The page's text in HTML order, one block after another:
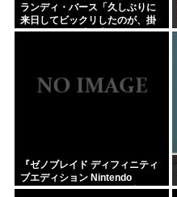
ランディ・バース「久しぶりに
来日してビックリしたのが、掛
布さんの髪の毛が増えていた。
『ゼノブレイド ディフィニティ
ブエディション Nintendo
Switch 2 Edition』3,713 本